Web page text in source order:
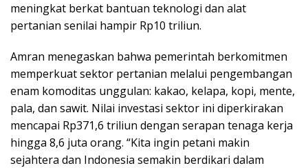
meningkat berkat bantuan teknologi dan alat
pertanian senilai hampir Rp10 triliun.
Amran menegaskan bahwa pemerintah berkomitmen
memperkuat sektor pertanian melalui pengembangan
enam komoditas unggulan: kakao, kelapa, kopi, mente,
pala, dan sawit. Nilai investasi sektor ini diperkirakan
mencapai Rp371,6 triliun dengan serapan tenaga kerja
hingga 8,6 juta orang. “Kita ingin petani makin
sejahtera dan Indonesia semakin berdikari dalam